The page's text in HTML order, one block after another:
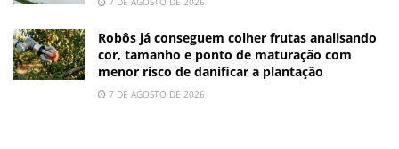
Robôs já conseguem colher frutas analisando
cor, tamanho e ponto de maturação com
menor risco de danificar a plantação
7 DE AGOSTO DE 2026